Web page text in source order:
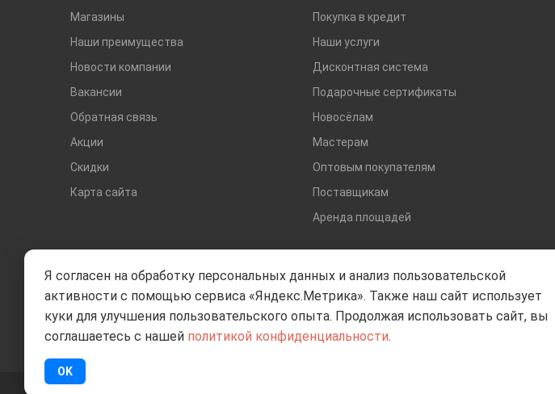
Магазины
Наши преимущества
Новости компании
Вакансии
Обратная связь
Акции
Скидки
Карта сайта
Покупка в кредит
Наши услуги
Дисконтная система
Подарочные сертификаты
Новосёлам
Мастерам
Оптовым покупателям
Поставщикам
Аренда площадей
Я согласен на обработку персональных данных и анализ пользовательской
активности с помощью сервиса «Яндекс.Метрика». Также наш сайт использует
куки для улучшения пользовательского опыта. Продолжая использовать сайт, вы
соглашаетесь с нашей политикой конфиденциальности.
OK